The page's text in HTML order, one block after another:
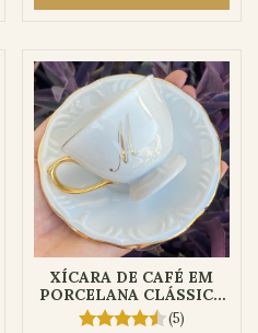
XÍCARA DE CAFÉ EM
PORCELANA CLÁSSICA
PERSONALIZADA
(5)